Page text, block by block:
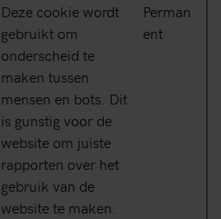
Deze cookie wordt
gebruikt om
onderscheid te
maken tussen
mensen en bots. Dit
is gunstig voor de
website om juiste
rapporten over het
gebruik van de
website te maken.
Perman
ent